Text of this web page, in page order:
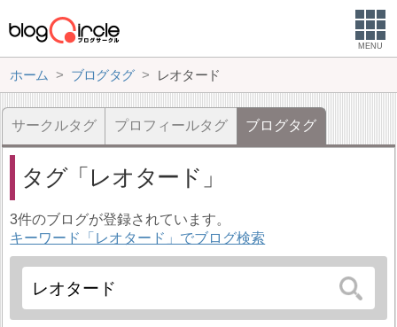
MENU
ホーム ブログタグ レオタード
サークルタグ プロフィールタグ ブログタグ
タグ レオタード
3件のブログが登録されています。
キーワード「レオタード」でブログ検索